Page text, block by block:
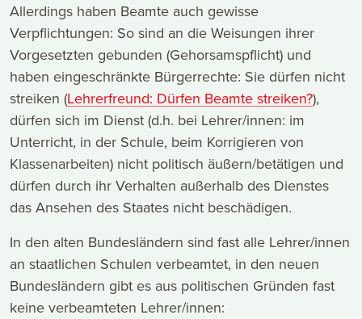
Allerdings haben Beamte auch gewisse
Verpflichtungen: So sind an die Weisungen ihrer
Vorgesetzten gebunden (Gehorsamspflicht) und
haben eingeschränkte Bürgerrechte: Sie dürfen nicht
streiken (Lehrerfreund: Dürfen Beamte streiken?),
dürfen sich im Dienst (d.h. bei Lehrer/innen: im
Unterricht, in der Schule, beim Korrigieren von
Klassenarbeiten) nicht politisch äußern/betätigen und
dürfen durch ihr Verhalten außerhalb des Dienstes
das Ansehen des Staates nicht beschädigen.
In den alten Bundesländern sind fast alle Lehrer/innen
an staatlichen Schulen verbeamtet, in den neuen
Bundesländern gibt es aus politischen Gründen fast
keine verbeamteten Lehrer/innen: